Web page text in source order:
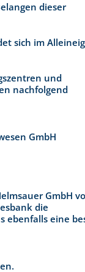
dieser
sich im
und
nachfolgend
GmbH
GmbH
die
ebenfalls eine